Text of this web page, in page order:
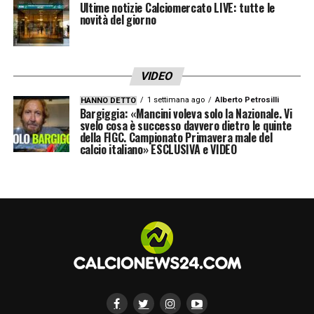
Anche se meno in evidenza all’Allianz
Stadium, ha garantito presenza e attenzione,
gestito più palloni), quattro palle intercettate
e sei possessi recuperati. Un Coco a tutto
campo, sempre più incisivo e con la
continuità che i tifosi granata si aspettano
La difesa del Torino si presenta compatta e
solida, pronta ad affrontare il Como con la
consapevolezza di poter contare su tre
all’altezza delle aspettative.
Ultime notizie Calciomercato LIVE: tutte le
novità del giorno
VIDEO
HANNO DETTO 1 settimana ago Alberto Petrosilli
Bargiggia: «Mancini voleva solo la Nazionale. Vi
svelo cosa è successo davvero dietro le quinte
della FIGC. Campionato Primavera male del
calcio italiano» ESCLUSIVA e VIDEO